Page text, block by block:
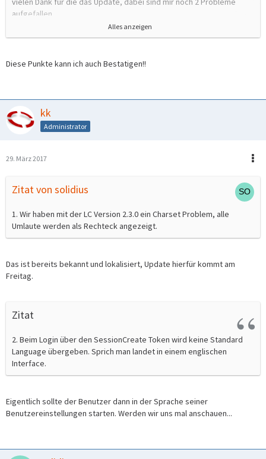
aufgefallen.
1. Wir haben mit der LC Version 2.3.0 ein Charset Problem, alle
2. Beim Login über den SessionCreate Token wird keine Standard
Grüße aus Hamburg
Alles anzeigen
Diese Punkte kann ich auch Bestatigen!!
kk
Administrator
29. März 2017
Zitat von solidius
1. Wir haben mit der LC Version 2.3.0 ein Charset Problem, alle
Umlaute werden als Rechteck angezeigt.
Das ist bereits bekannt und lokalisiert, Update hierfür kommt am
Freitag.
Zitat
2. Beim Login über den SessionCreate Token wird keine Standard
Language übergeben. Sprich man landet in einem englischen
Interface.
Eigentlich sollte der Benutzer dann in der Sprache seiner
Benutzereinstellungen starten. Werden wir uns mal anschauen...